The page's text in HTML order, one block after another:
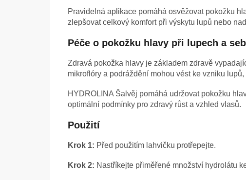
Pravidelná aplikace pomáhá osvěžovat pokožku
zlepšovat celkový komfort při výskytu lupů nebo
Péče o pokožku hlavy při lupech a
Zdravá pokožka hlavy je základem zdravě
mikroflóry a podráždění mohou vést ke vzniku
HYDROLINA Šalvěj pomáhá udržovat pokožku
optimální podmínky pro zdravý růst a vzhled vlasů.
Použití
Krok 1: Před použitím lahvičku protřepejte.
Krok 2: Nastříkejte přiměřené množství hydrolátu